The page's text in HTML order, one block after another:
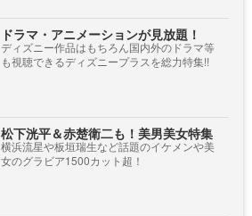
ドラマ・アニメーションが見放題！
ディズニー作品はもちろん国内外のドラマ等
も視聴できるディズニープラスを総力特集!!
松下洸平＆赤楚衛二も！美男美女特集
横浜流星や板垣瑞生など話題のイケメンや美
女のグラビア1500カット超！